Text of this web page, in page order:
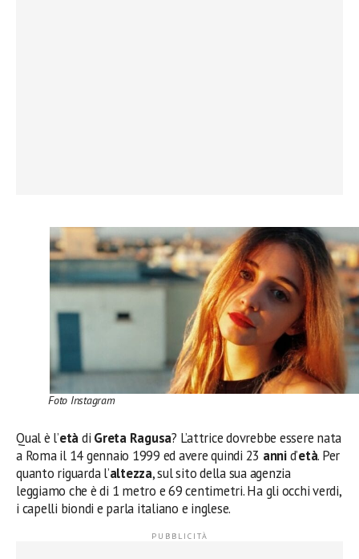
Foto Instagram
Qual è l’etàdi Greta Ragusa? L’attrice dovrebbe essere nata
a Roma il 14 gennaio 1999 ed avere quindi 23 annid’età. Per
quanto riguarda l’altezza, sul sito della sua agenzia
leggiamo che è di 1 metro e 69 centimetri. Ha gli occhi verdi,
i capelli biondi e parla italiano e inglese.